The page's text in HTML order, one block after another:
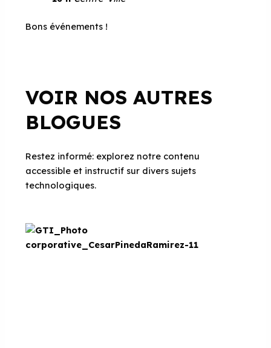
Bons événements !
VOIR NOS AUTRES
BLOGUES
Restez informé: explorez notre contenu
accessible et instructif sur divers sujets
technologiques.